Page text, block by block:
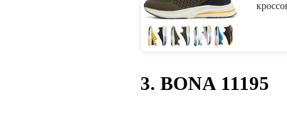
3. BONA 11195